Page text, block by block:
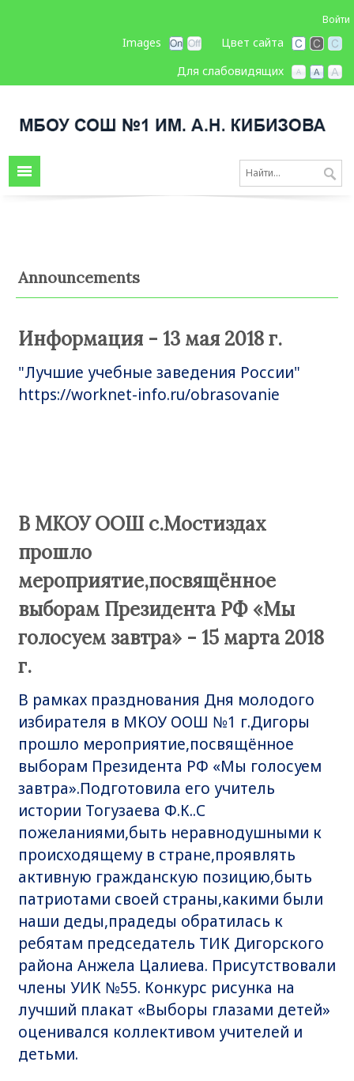
Войти
Цвет сайта
Images
Для слабовидящих
Announcements
Информация - 13 мая 2018 г.
"Лучшие учебные заведения России"
https://worknet-info.ru/obrasovanie
В МКОУ ООШ с.Мостиздах
прошло
мероприятие,посвящённое
выборам Президента РФ «Мы
голосуем завтра» - 15 марта 2018
г.
В рамках празднования Дня молодого
избирателя в МКОУ ООШ №1 г.Дигоры
прошло мероприятие,посвящённое
выборам Президента РФ «Мы голосуем
завтра».Подготовила его учитель
истории Тогузаева Ф.К..С
пожеланиями,быть неравнодушными к
происходящему в стране,проявлять
активную гражданскую позицию,быть
патриотами своей страны,какими были
наши деды,прадеды обратилась к
ребятам председатель ТИК Дигорского
района Анжела Цалиева. Присутствовали
члены УИК №55. Конкурс рисунка на
лучший плакат «Выборы глазами детей»
оценивался коллективом учителей и
детьми.